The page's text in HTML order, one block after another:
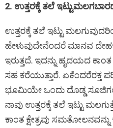
2. ಉತ್ತರಕ್ಕೆ ತಲೆ
ಉತ್ತರಕ್ಕೆ ತಲೆ ಇಟ್ಟು
ಹೇಳುವುದೇನೆಂದರೆ ಮಾನವ ದೇಹಕ್ಕೆ
ಇರುತ್ತದೆ. ಇದನ್ನು ಹೃದಯದ
ಸಹ ಕರೆಯುತ್ತಾರೆ. ಏಕೆಂದರೆರಕ್ತ
ಭೂಮಿಯೇ ಒಂದು ದೊಡ್ಡ
ನಾವು ಉತ್ತರಕ್ಕೆ ತಲೆ ಇಟ್ಟು
ಕಾಂತ ಕ್ಷೇತ್ರವು